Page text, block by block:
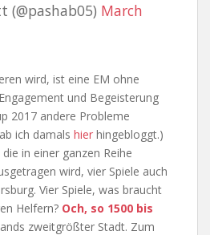
March
wird, ist eine EM ohne
und Begeisterung
2017 andere Probleme
ich damals hier hingebloggt.)
in einer ganzen Reihe
wird, vier Spiele auch
Vier Spiele, was braucht
Helfern? Och, so 1500 bis
zweitgrößter Stadt. Zum